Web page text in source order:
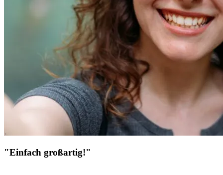
"Einfach großartig!"